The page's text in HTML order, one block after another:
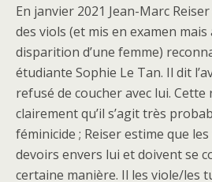
En janvier 2021 Jean-Marc
des viols (et mis en examen
disparition d’une femme)
étudiante Sophie Le Tan. Il dit
refusé de coucher avec lui.
clairement qu’il s’agit très
féminicide ; Reiser estime que
devoirs envers lui et doivent se
certaine manière. Il les viole/les